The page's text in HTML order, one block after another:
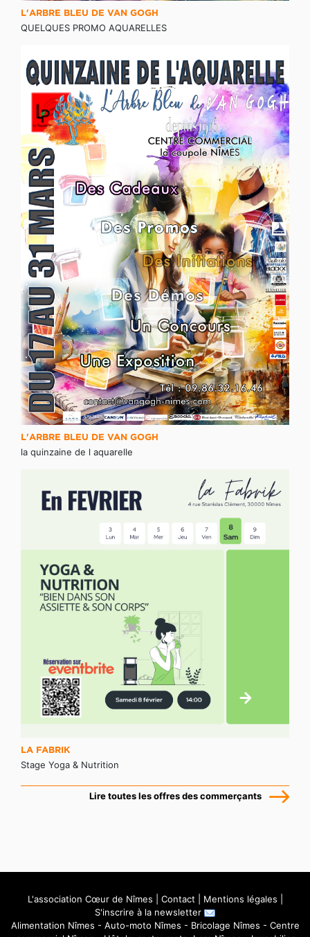
L'ARBRE BLEU DE VAN GOGH
QUELQUES PROMO AQUARELLES
L'ARBRE BLEU DE VAN GOGH
la quinzaine de l aquarelle
LA FABRIK
Stage Yoga & Nutrition
Lire toutes les offres des commerçants
L'association Cœur de Nîmes Contact Mentions légales
S'inscrire à la newsletter
Alimentation Nîmes - Auto-moto Nîmes - Bricolage Nîmes - Centre